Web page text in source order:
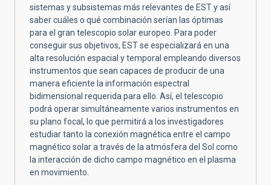
sistemas y subsistemas más relevantes de EST y así
saber cuáles o qué combinación serían las óptimas
para el gran telescopio solar europeo. Para poder
conseguir sus objetivos, EST se especializará en una
alta resolución espacial y temporal empleando diversos
instrumentos que sean capaces de producir de una
manera eficiente la información espectral
bidimensional requerida para ello. Así, el telescopio
podrá operar simultáneamente varios instrumentos en
su plano focal, lo que permitirá a los investigadores
estudiar tanto la conexión magnética entre el campo
magnético solar a través de la atmósfera del Sol como
la interacción de dicho campo magnético en el plasma
en movimiento.